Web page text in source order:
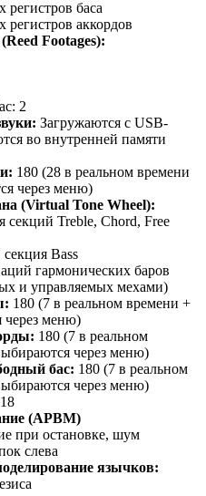
регистров баса
регистров аккордов
Footages):
2
Загружаются с USB-
во внутренней памяти
180 (28 в реальном времени
через меню)
(Virtual Tone Wheel):
секций Treble, Chord, Free
секция Bass
гармонических баров
и управляемых мехами)
180 (7 в реальном времени +
через меню)
180 (7 в реальном
через меню)
бас: 180 (7 в реальном
через меню)
18
(APBM)
при остановке, шум
слева
язычков: